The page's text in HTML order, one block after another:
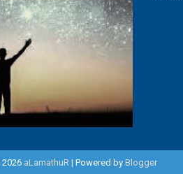
2026 aLamathuR | Powered by Blogger